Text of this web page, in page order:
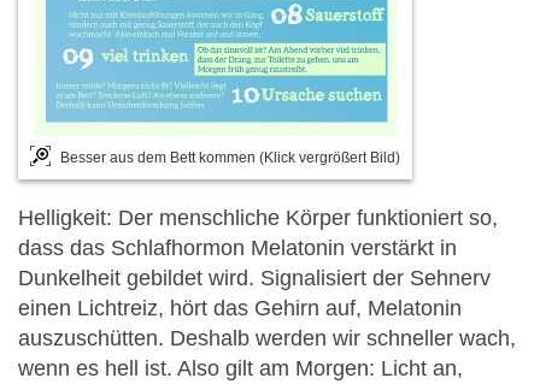
Besser aus dem Bett kommen (Klick vergrößert Bild)
Helligkeit: Der menschliche Körper funktioniert so,
dass das Schlafhormon Melatonin verstärkt in
Dunkelheit gebildet wird. Signalisiert der Sehnerv
einen Lichtreiz, hört das Gehirn auf, Melatonin
auszuschütten. Deshalb werden wir schneller wach,
wenn es hell ist. Also gilt am Morgen: Licht an,